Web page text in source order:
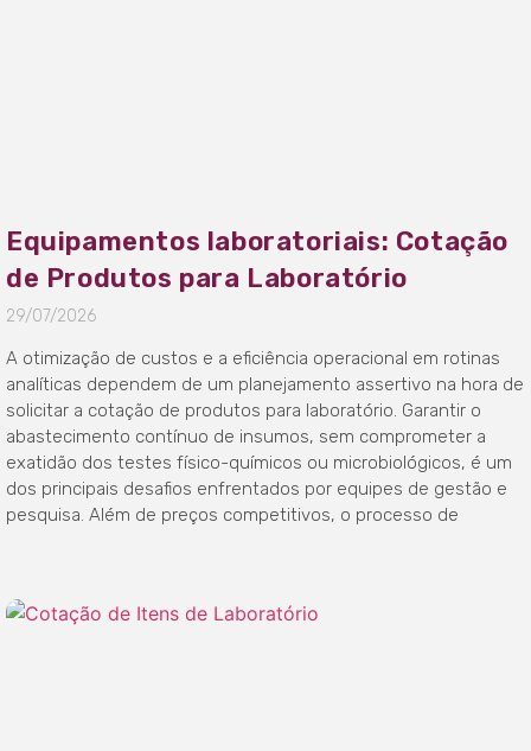
Equipamentos laboratoriais: Cotação
de Produtos para Laboratório
29/07/2026
A otimização de custos e a eficiência operacional em rotinas
analíticas dependem de um planejamento assertivo na hora de
solicitar a cotação de produtos para laboratório. Garantir o
abastecimento contínuo de insumos, sem comprometer a
exatidão dos testes físico-químicos ou microbiológicos, é um
dos principais desafios enfrentados por equipes de gestão e
pesquisa. Além de preços competitivos, o processo de